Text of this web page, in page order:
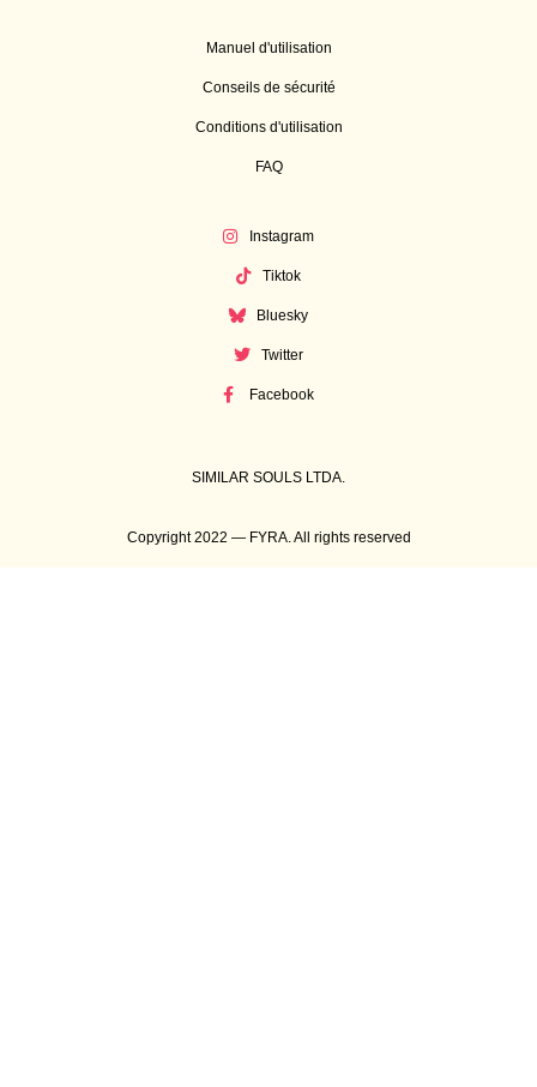
Manuel d'utilisation
Conseils de sécurité
Conditions d'utilisation
FAQ
Instagram
Tiktok
Bluesky
Twitter
Facebook
SIMILAR SOULS LTDA.
Copyright 2022 — FYRA. All rights reserved